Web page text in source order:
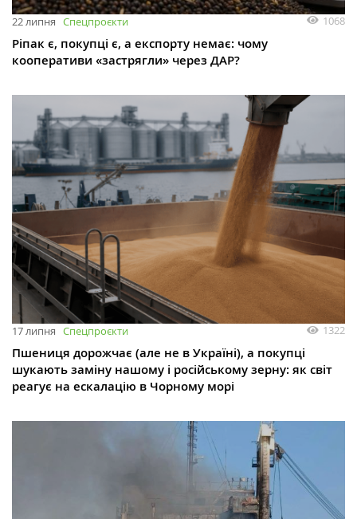
22 липня Спецпроєкти 1068
Ріпак є, покупці є, а експорту немає: чому
кооперативи «застрягли» через ДАР?
17 липня Спецпроєкти 1322
Пшениця дорожчає (але не в Україні), а покупці
шукають заміну нашому і російському зерну: як світ
реагує на ескалацію в Чорному морі